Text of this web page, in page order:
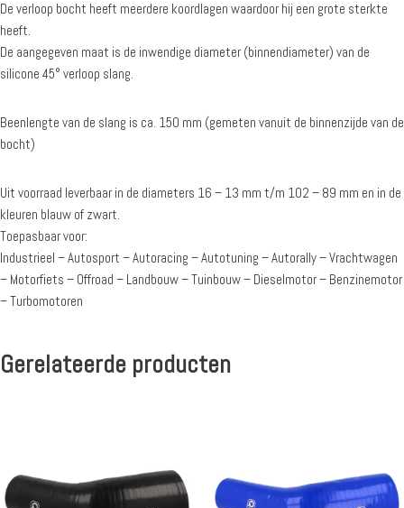
De verloop bocht heeft meerdere koordlagen waardoor hij een grote sterkte
heeft.
De aangegeven maat is de inwendige diameter (binnendiameter) van de
silicone 45° verloop slang.
Beenlengte van de slang is ca. 150 mm (gemeten vanuit de binnenzijde van de
bocht)
Uit voorraad leverbaar in de diameters 16 – 13 mm t/m 102 – 89 mm en in de
kleuren blauw of zwart.
Toepasbaar voor:
Industrieel – Autosport – Autoracing – Autotuning – Autorally – Vrachtwagen
– Motorfiets – Offroad – Landbouw – Tuinbouw – Dieselmotor – Benzinemotor
– Turbomotoren
Gerelateerde producten